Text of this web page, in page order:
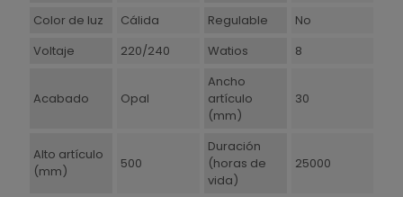
Color de luz Cálida Regulable
No
Voltaje
220/240 Watios 8
Acabado Opal
Ancho
artículo
(mm)
30
Alto artículo
(mm)
500
Duración
(horas de
vida)
25000